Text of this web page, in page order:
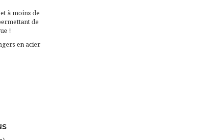
à moins de
de
!
en acier